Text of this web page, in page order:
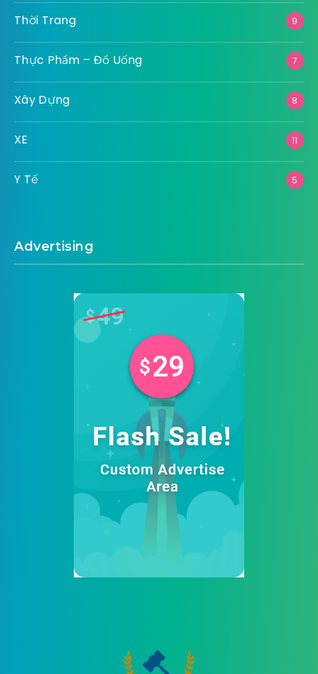
Thời Trang 9
Thực Phẩm – Đồ Uống 7
Xây Dựng 8
XE 11
Y Tế 5
Advertising